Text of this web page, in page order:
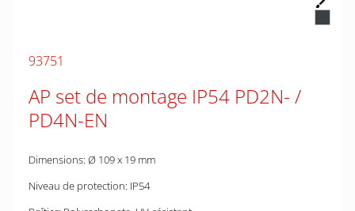
93751
AP set de montage IP54 PD2N- /
PD4N-EN
Dimensions: Ø 109 x 19 mm
Niveau de protection: IP54